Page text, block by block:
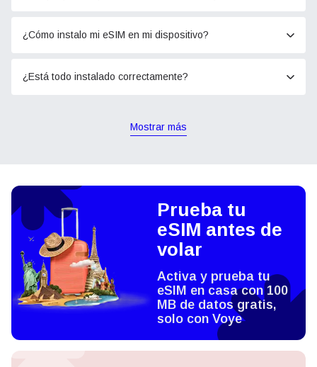
¿Cómo instalo mi eSIM en mi dispositivo?
¿Está todo instalado correctamente?
Mostrar más
Prueba tu
eSIM antes de
volar
Activa y prueba tu
eSIM en casa con 100
MB de datos gratis,
solo con Voye